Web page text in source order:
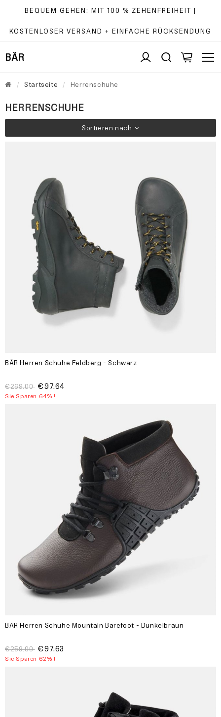
BEQUEM GEHEN: MIT 100 % ZEHENFREIHEIT |
KOSTENLOSER VERSAND + EINFACHE RÜCKSENDUNG
BÄR
Startseite Herrenschuhe
HERRENSCHUHE
Sortieren nach
BÄR Herren Schuhe Feldberg - Schwarz
€269.00 €97.64
Sie Sparen 64% !
BÄR Herren Schuhe Mountain Barefoot - Dunkelbraun
€259.00 €97.63
Sie Sparen 62% !